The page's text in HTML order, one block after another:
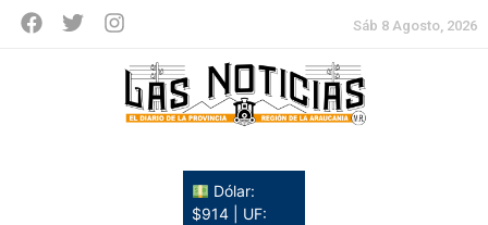
Sáb 8 Agosto, 2026
Dólar:
$914 | UF: